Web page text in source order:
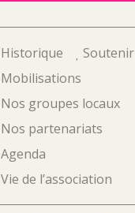
Historique
Soutenir
Mobilisations
Nos groupes locaux
Nos partenariats
Agenda
Vie de l’association